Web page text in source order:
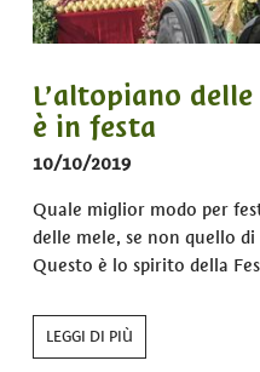
L’altopiano
è in festa
10/10/2019
Quale miglior modo per
delle mele, se non quello
Questo è lo spirito della
LEGGI DI PIÙ